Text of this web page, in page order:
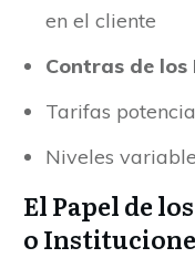
en el cliente
Contras de
Tarifas
Niveles
El Papel de
o